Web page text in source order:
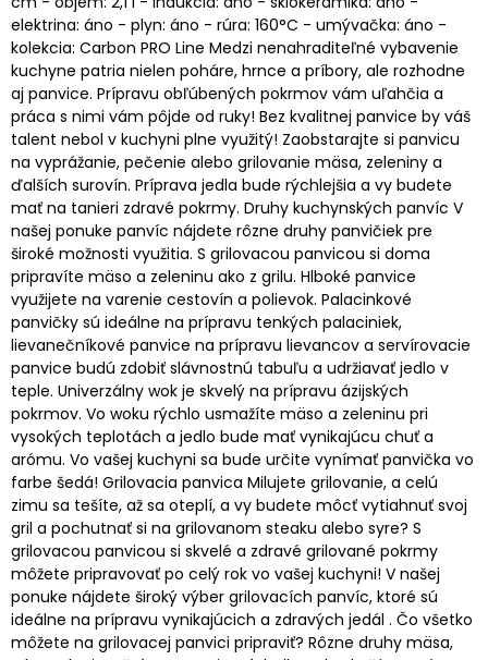
elektrina: áno - plyn: áno - rúra: 160°C - umývačka: áno -
kolekcia: Carbon PRO Line Medzi nenahraditeľné vybavenie
kuchyne patria nielen poháre, hrnce a príbory, ale rozhodne
aj panvice. Prípravu obľúbených pokrmov vám uľahčia a
práca s nimi vám pôjde od ruky! Bez kvalitnej panvice by váš
talent nebol v kuchyni plne využitý! Zaobstarajte si panvicu
na vyprážanie, pečenie alebo grilovanie mäsa, zeleniny a
ďalších surovín. Príprava jedla bude rýchlejšia a vy budete
mať na tanieri zdravé pokrmy. Druhy kuchynských panvíc V
našej ponuke panvíc nájdete rôzne druhy panvičiek pre
široké možnosti využitia. S grilovacou panvicou si doma
pripravíte mäso a zeleninu ako z grilu. Hlboké panvice
využijete na varenie cestovín a polievok. Palacinkové
panvičky sú ideálne na prípravu tenkých palaciniek,
lievanečníkové panvice na prípravu lievancov a servírovacie
panvice budú zdobiť slávnostnú tabuľu a udržiavať jedlo v
teple. Univerzálny wok je skvelý na prípravu ázijských
pokrmov. Vo woku rýchlo usmažíte mäso a zeleninu pri
vysokých teplotách a jedlo bude mať vynikajúcu chuť a
arómu. Vo vašej kuchyni sa bude určite vynímať panvička vo
farbe šedá! Grilovacia panvica Milujete grilovanie, a celú
zimu sa tešíte, až sa oteplí, a vy budete môcť vytiahnuť svoj
gril a pochutnať si na grilovanom steaku alebo syre? S
grilovacou panvicou si skvelé a zdravé grilované pokrmy
môžete pripravovať po celý rok vo vašej kuchyni! V našej
ponuke nájdete široký výber grilovacích panvíc, ktoré sú
ideálne na prípravu vynikajúcich a zdravých jedál . Čo všetko
môžete na grilovacej panvici pripraviť? Rôzne druhy mäsa,